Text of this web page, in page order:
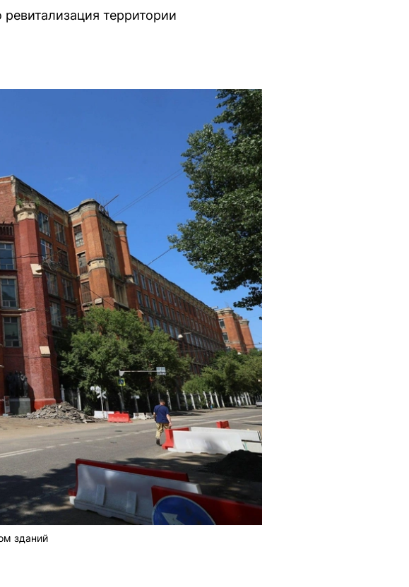
территории
зданий